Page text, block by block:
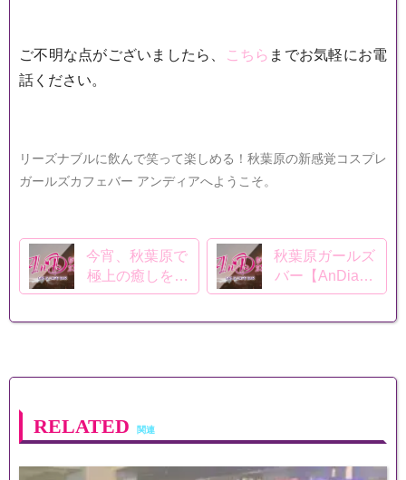
ご不明な点がございましたら、 こちら までお気軽にお電
話ください。
リーズナブルに飲んで笑って楽しめる！秋葉原の新感覚コスプレ
ガールズカフェバー アンディアへようこそ。
今宵、秋葉原で
極上の癒しを –
【AnDia】で過
秋葉原ガールズ
バー【AnDia】
の魅力 – なぜ私
RELATED